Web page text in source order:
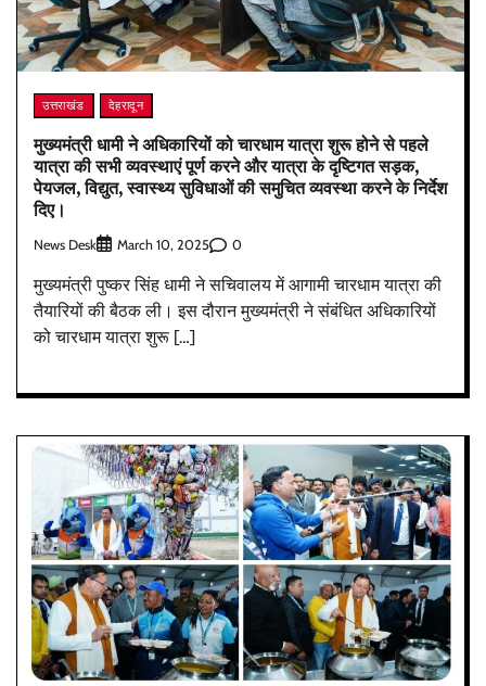
उत्तराखंड देहरादून
मुख्यमंत्री धामी ने अधिकारियों को चारधाम यात्रा शुरू होने से पहले
यात्रा की सभी व्यवस्थाएं पूर्ण करने और यात्रा के दृष्टिगत सड़क,
पेयजल, विद्युत, स्वास्थ्य सुविधाओं की समुचित व्यवस्था करने के निर्देश
दिए।
News Desk March 10, 2025 0
मुख्यमंत्री पुष्कर सिंह धामी ने सचिवालय में आगामी चारधाम यात्रा की
तैयारियों की बैठक ली। इस दौरान मुख्यमंत्री ने संबंधित अधिकारियों
को चारधाम यात्रा शुरू […]